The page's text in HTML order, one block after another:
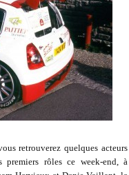
retrouverez quelques acteurs
rôles ce week-end, à